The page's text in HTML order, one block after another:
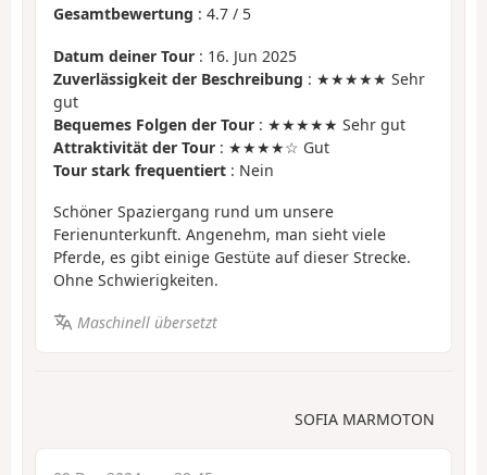
Gesamtbewertung : 4.7 / 5
Datum deiner Tour : 16. Jun 2025
Zuverlässigkeit der Beschreibung : ★★★★★ Sehr
gut
Bequemes Folgen der Tour : ★★★★★ Sehr gut
Attraktivität der Tour : ★★★★☆ Gut
Tour stark frequentiert : Nein
Schöner Spaziergang rund um unsere
Ferienunterkunft. Angenehm, man sieht viele
Pferde, es gibt einige Gestüte auf dieser Strecke.
Ohne Schwierigkeiten.
Maschinell übersetzt
SOFIA MARMOTON